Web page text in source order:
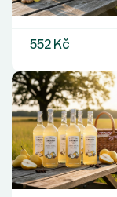
552 Kč